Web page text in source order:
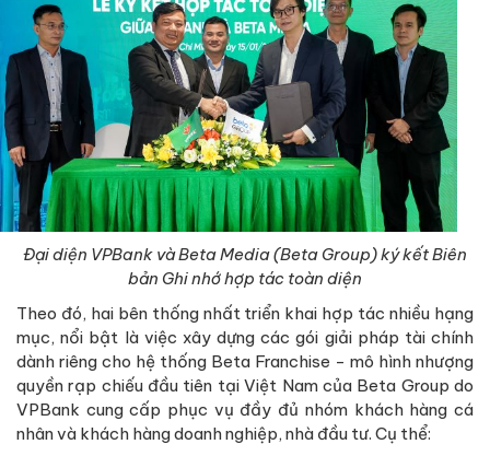
Đại diện VPBank và Beta Media (Beta Group) ký kết Biên
bản Ghi nhớ hợp tác toàn diện
Theo đó, hai bên thống nhất triển khai hợp tác nhiều hạng
mục, nổi bật là việc xây dựng các gói giải pháp tài chính
dành riêng cho hệ thống Beta Franchise - mô hình nhượng
quyền rạp chiếu đầu tiên tại Việt Nam của Beta Group do
VPBank cung cấp phục vụ đầy đủ nhóm khách hàng cá
nhân và khách hàng doanh nghiệp, nhà đầu tư. Cụ thể: